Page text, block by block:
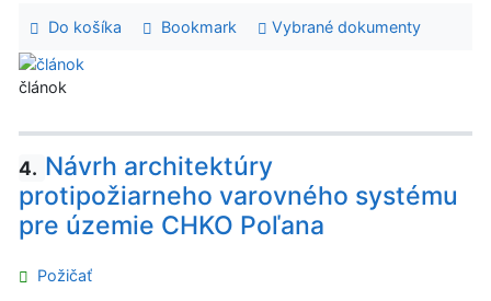
Do košíka Bookmark Vybrané dokumenty
článok
4. Návrh architektúry
protipožiarneho varovného systému
pre územie CHKO Poľana
Požičať